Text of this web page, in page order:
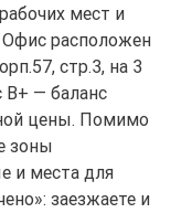
мест и
расположен
стр.3, на 3
B+ — баланс
цены. Помимо
зоны
и места для
заезжаете и